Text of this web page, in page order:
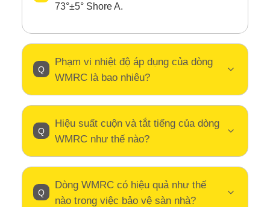
73°±5° Shore A.
Phạm vi nhiệt độ áp dụng của dòng
WMRC là bao nhiêu?
Hiệu suất cuộn và tắt tiếng của dòng
WMRC như thế nào?
Dòng WMRC có hiệu quả như thế
nào trong việc bảo vệ sàn nhà?